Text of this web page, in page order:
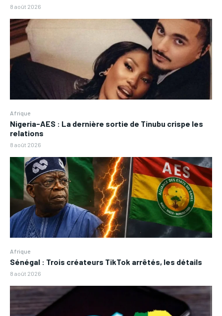
8 août 2026
Afrique
Nigeria-AES : La dernière sortie de Tinubu crispe les
relations
8 août 2026
Afrique
Sénégal : Trois créateurs TikTok arrêtés, les détails
8 août 2026